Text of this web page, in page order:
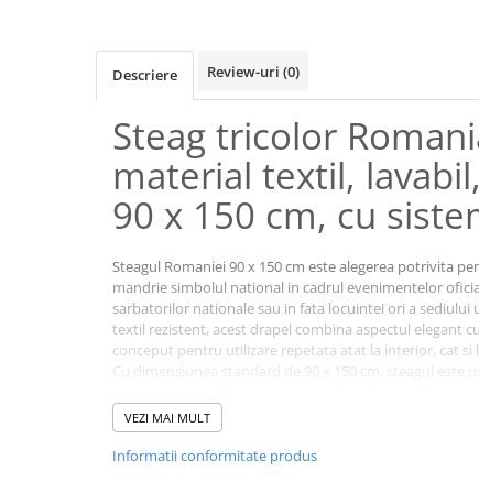
Descriere Review-uri (0)
Steag tricolor
material textil,
90 x 150 cm, cu
Steagul Romaniei 90 x 150 cm este alegerea potrivita
mandrie simbolul national in cadrul evenimentelor
sarbatorilor nationale sau in fata locuintei ori a sediului
textil rezistent, acest drapel combina aspectul elegant
conceput pentru utilizare repetata atat la interior, cat si
Cu dimensiunea standard de 90 x 150 cm, steagul este
Materialul textil permite o fluturare naturala in bataia
reprezentativ indiferent daca este montat pe un catarg,
ca decor pentru diferite evenimente.
VEZI MAI MULT
Informatii conformitate produs